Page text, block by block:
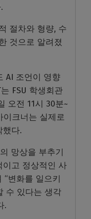
절차와 형량, 수
것으로 알려졌
AI 조언이 영향
FSU 학생회관
오전 11시 30분~
이크너는 실제로
했다.
망상을 부추기
이고 정상적인 사
“변화를 일으키
수 있다는 생각
.